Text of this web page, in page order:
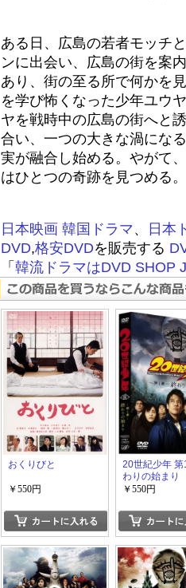
ある日、広島の若者モッチ
ンに出会い、広島の街を案
あり、街の至る所で何かを
を学び怖くなった少年ユウ
ヤを戦時中の広島の街へと
合い、一つの大きな渦にな
実が融合し始める。やがて
はひとつの奇跡を見つめる
日本映画 韓国ドラマ、
日本
DVD,格安DVDを販売する
「 韓流ドラマはDVD SHOP
おくりびと
￥550円
20世紀少年
わりの始まり
￥550円